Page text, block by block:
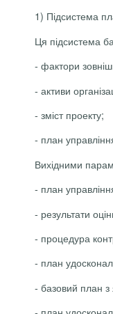
1) Підсистема
Ця підсистема
- фактори
- активи
- зміст проекту;
- план
Вихідними
- план
- результати
- процедура
- план
- базовий план з